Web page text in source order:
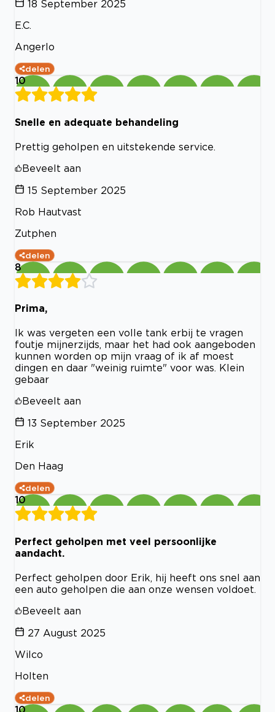
18 September 2025
E.C.
Angerlo
delen
10
Snelle en adequate behandeling
Prettig geholpen en uitstekende service.
Beveelt aan
15 September 2025
Rob Hautvast
Zutphen
delen
8
Prima,
Ik was vergeten een volle tank erbij te vragen
foutje mijnerzijds, maar het had ook aangeboden
kunnen worden op mijn vraag of ik af moest
dingen en daar "weinig ruimte" voor was. Klein
gebaar
Beveelt aan
13 September 2025
Erik
Den Haag
delen
10
Perfect geholpen met veel persoonlijke
aandacht.
Perfect geholpen door Erik, hij heeft ons snel aan
een auto geholpen die aan onze wensen voldoet.
Beveelt aan
27 August 2025
Wilco
Holten
delen
10